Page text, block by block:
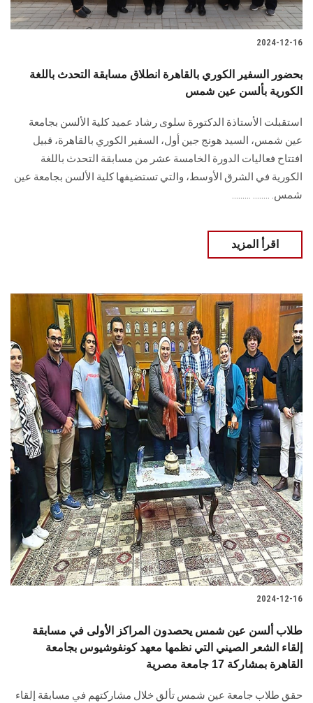
2024-12-16
بحضور السفير الكوري بالقاهرة انطلاق مسابقة التحدث باللغة
الكورية بألسن عين شمس
استقبلت الأستاذة الدكتورة سلوى رشاد عميد كلية الألسن بجامعة
عين شمس، السيد هونج جين أول، السفير ‏الكوري بالقاهرة، قبيل
افتتاح فعاليات الدورة الخامسة عشر من مسابقة التحدث باللغة
الكورية ‏في الشرق الأوسط، والتي تستضيفها كلية الألسن بجامعة عين
شمس‎.‎ ........ .........
اقرأ المزيد
2024-12-16
طلاب ألسن عين شمس يحصدون المراكز الأولى في مسابقة
إلقاء الشعر الصيني التي نظمها معهد كونفوشيوس بجامعة
القاهرة بمشاركة 17 جامعة مصرية
حقق طلاب جامعة عين شمس تألق خلال مشاركتهم في مسابقة إلقاء